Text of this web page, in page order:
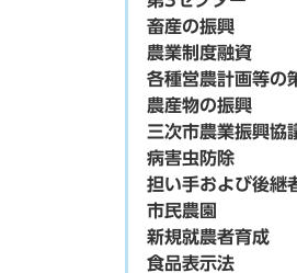
畜産の振興
農業制度融資
各種営農計画等の
農産物の振興
三次市農業振興協
病害虫防除
担い手および後継
市民農園
新規就農者育成
食品表示法